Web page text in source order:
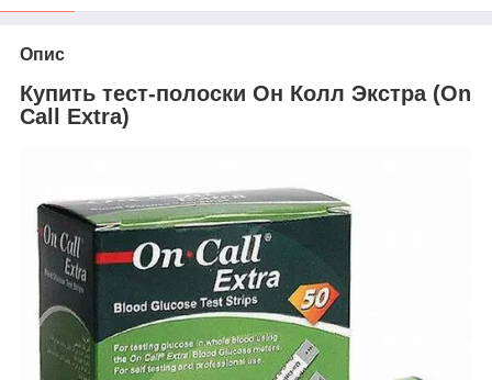
Опис
Купить тест-полоски Он Колл Экстра (On
Call Extra)